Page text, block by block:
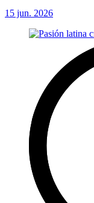
15 jun. 2026